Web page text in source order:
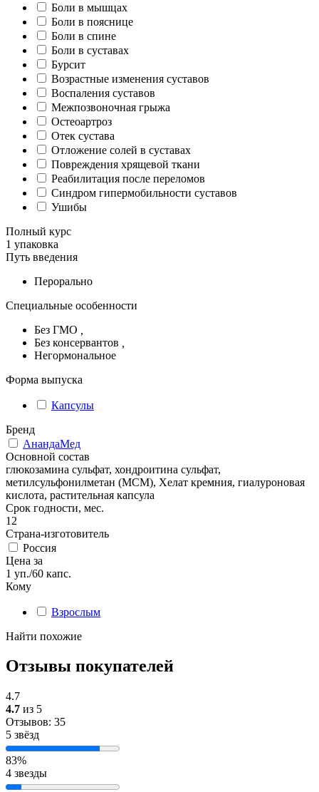
Боли в мышцах
Боли в пояснице
Боли в спине
Боли в суставах
Бурсит
Возрастные изменения суставов
Воспаления суставов
Межпозвоночная грыжа
Остеоартроз
Отек сустава
Отложение солей в суставах
Повреждения хрящевой ткани
Реабилитация после переломов
Синдром гипермобильности суставов
Ушибы
Полный курс
1 упаковка
Путь введения
Перорально
Специальные особенности
Без ГМО
Без консервантов
Негормональное
Форма выпуска
Капсулы
Бренд
АнандаМед
Основной состав
глюкозамина сульфат, хондроитина сульфат,
метилсульфонилметан (МСМ), Хелат кремния, гиалуроновая
кислота, растительная капсула
Срок годности, мес.
12
Страна-изготовитель
Россия
Цена за
1 уп./60 капс.
Кому
Взрослым
Найти похожие
Отзывы покупателей
4.7
4.7 из 5
Отзывов: 35
5 звёзд
83%
4 звезды